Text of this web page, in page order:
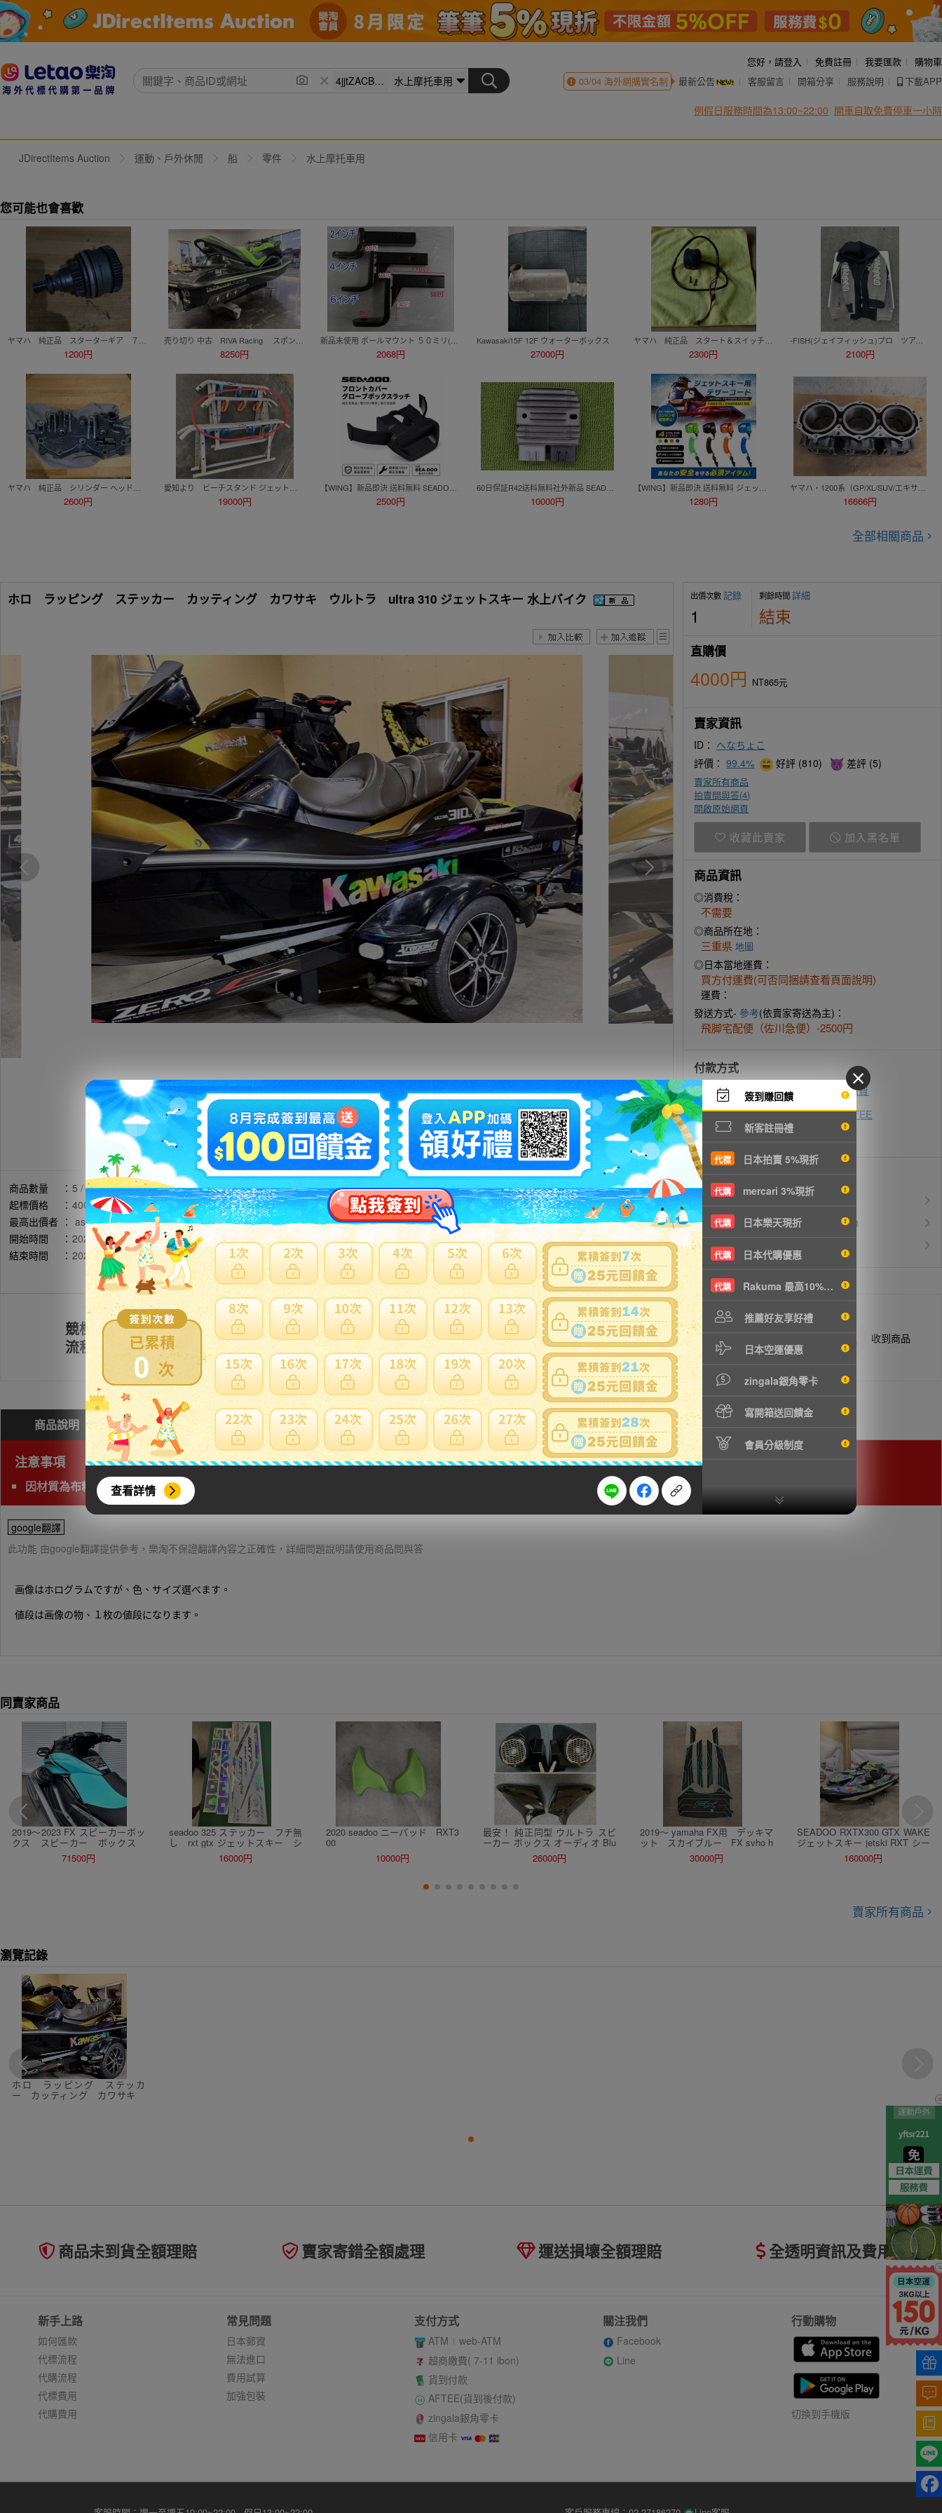
0
查看詳情
簽到賺回饋
新客註冊禮
代標 日本拍賣 5%現折
代購 mercari 3%現折
代購 日本樂天現折
代購 日本代購優惠
代購 Rakuma 最高10%現折
推薦好友享好禮
日本空運優惠
zingala銀角零卡
寫開箱送回饋金
會員分級制度
您好， 請登入 免費註冊 我要匯款
購物車
03/04海外網購實名制 最新公告 客服留言 開箱分享 服務說明 下載APP
例假日服務時間為13:00~22:00 開車自取免費停車一小時
JDirectItems Auction 運動、戶外休閒 船 零件 水上摩托車用
您可能也會喜歡
1200円 8250円 2068円
Kawasaki15F 12F ウォーターボックス
27000円 2300円
-FISH(ジェイフィッシュ)プロ ツアーコート
2100円
2600円 19000円 2500円 10000円 1280円 16666円
全部相關商品
ホロ ラッピング ステッカー カッティング カワサキ ウルトラ ultra 310 ジェットスキー 水上バイク
商品數量 ： 5 / 剩餘:4
起標價格
： 4000円
最高出價者 ： ass******** / 評價:34
開始時間
： 2026年05月14日 21時50分(台灣時間)
結束時間
： 2026年05月22日 08時50分(台灣時間)
拍賣編號 ：h1208965960
商品新舊
：新品(說明)
自動延長
：有
認証限制
：有(說明)
提前結束
：有
可否退貨
：否
出價次數記錄
1
剩餘時間詳細
結束
直購價
4000円 NT865元
賣家資訊
ID： へなちょこ
評價：99.4% 好評 (810) 差評 (5)
賣家所有商品
拍賣問與答(4)
開啟原始網頁
收藏此賣家 加入黑名單
商品資訊
◎消費稅：
不需要
◎商品所在地：
三重県 地圖
◎日本當地運費：
買方付運費(可否同捆請查看頁面說明)
運費：
發送方式- 參考(依賣家寄送為主)：
飛脚宅配便（佐川急便）-2500円
付款方式
即時付款 ATM轉帳 超商代碼繳費
先買後付 zingala銀角零卡 AFTEE
優惠活動
免服務費 所有訂單服務費$0
空運優惠 運費$150/KG起(以克計價)
VIP會員
競標
流程
註冊會員 出價競標 得標填寫委託單 商品抵台通知出貨 收到商品
商品說明 問與答( 4) 費用試算 問題商品反映流程
注意事項
因材質為布料/皮革包包類無法海運，限定使用空運運送。
google翻譯
此功能 由google翻譯提供參考，樂淘不保證翻譯內容之正確性，詳細問題說明請使用商品問與答
画像はホログラムですが、色、サイズ選べます。
値段は画像の物、１枚の値段になります。
同賣家商品
2019〜2023 FX スピーカーボッ
クス スピーカー ボックス
BOX オーディオ 6.5インチ
71500円
seadoo 325 ステッカー フチ無
し rxt gtx ジェットスキー シ
16000円
2020 seadoo ニーパッド RXT3
00
10000円
最安！ 純正同型 ウルトラ スピ
ーカー ボックス オーディオ Blu
etooth ロックフォード kicker ス
ピーカーボックス
26000円
2019〜 yamaha FX用 デッキマ
ット スカイブルー FX svho h
30000円
SEADOO RXTX300 GTX WAKE
ジェットスキー jetski RXT シー
ドゥ ラッピング
160000円
賣家所有商品
瀏覽記錄
ホロ ラッピング ステッカ
ー カッティング カワサキ
商品未到貨全額理賠 賣家寄錯全額處理 運送損壞全額理賠 全透明資訊及費用
新手上路
如何匯款
代標流程
代購流程
代標費用
代購費用
常見問題
日本郵資
無法進口
費用試算
加強包裝
支付方式
ATM
web-ATM
超商繳費( 7-11 ibon)
貨到付款
AFTEE(貨到後付款)
zingala銀角零卡
信用卡
關注我們
Facebook
Line
行動購物
切換到手機版